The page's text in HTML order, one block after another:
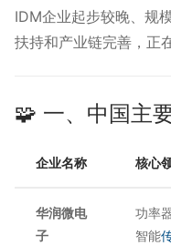
IDM企业起步较晚、规
扶持和产业链完善，正
🧩 一、中国主
企业名称 核心
华润微电
子
功率
智能